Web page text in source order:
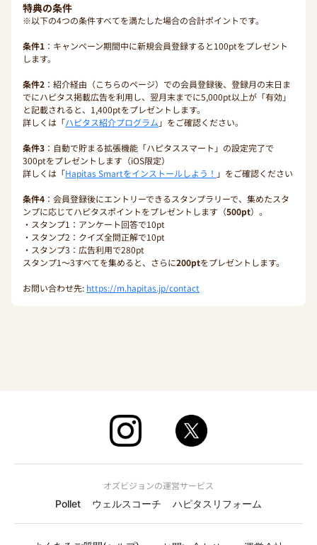
特典の条件
※以下の4つの条件すべてを満たした場合の合計ポイントです。
条件1 ：キャンペーン期間中に新規会員登録すると100ptをプレゼント
します。
条件2 ：紹介経由（こちらのページ）での会員登録後、登録月の末日ま
でにハピタス掲載広告を利用し、翌月末までに5,000pt以上が「有効」
と記載されると、1,400ptをプレゼントします。
詳しくは「ハピタス紹介プログラム 」をご確認ください。
条件3 ：自動で貯まる拡張機能「ハピタススマート」の設定完了で
300ptをプレゼントします（iOS限定）
詳しくは「Hapitas Smartをインストールしよう！ 」をご確認ください
条件4 ：会員登録後にエントリーできるスタンプラリーで、集めたスタ
ンプに応じてハピタスポイントをプレゼントします（500pt）。
・スタンプ1：アンケート回答で10pt
・スタンプ2：クイズ全問正解で10pt
・スタンプ3：広告利用で280pt
スタンプ1〜3すべてを集めると、さらに200ptをプレゼントします。
お問い合わせ先: https://m.hapitas.jp/contact
オズビジョンの運営サービス
Pollet
ウェルスコーチ ハピタスリフォーム